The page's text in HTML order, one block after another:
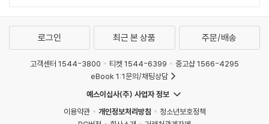
로그인 최근 본 상품 주문/배송
고객센터 1544-3800 티켓 1544-6399
중고샵 1566-4295
eBook 1:1문의/채팅상담
예스이십사(주) 사업자 정보
이용약관
개인정보처리방침
청소년보호정책